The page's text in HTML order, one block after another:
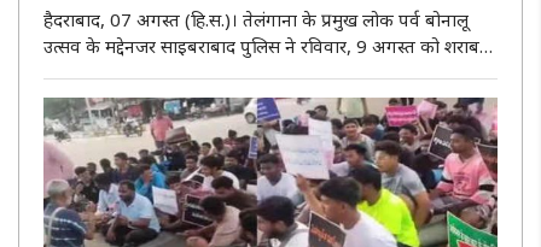
शराब की दुकानें रहेंगी बंद
हैदराबाद, 07 अगस्त (हि.स.)। तेलंगाना के प्रमुख लोक पर्व बोनालू
उत्सव के मद्देनजर साइबराबाद पुलिस ने रविवार, 9 अगस्त को शराब
और ताड़ी की दुकानों के साथ रेस्तरां से जुड़े बार बंद रखने का आदेश
जारी किया है। साइबराबाद पुलिस आयुक्त एम. रमेश ने शुक्रवार..